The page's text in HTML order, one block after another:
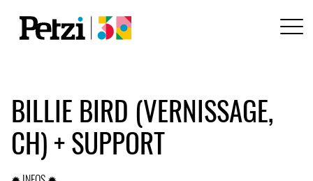
BILLIE BIRD (VERNISSAGE,
CH) + SUPPORT